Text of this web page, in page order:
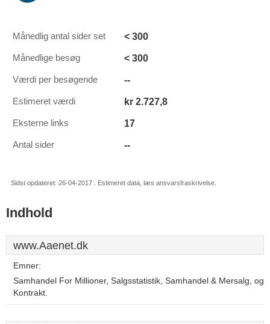
Månedlig antal sider set < 300
Månedlige besøg < 300
Værdi per besøgende --
Estimeret værdi kr 2.727,8
Eksterne links 17
Antal sider --
Sidst opdateret: 26-04-2017 . Estimeret data, læs ansvarsfraskrivelse.
Indhold
www.Aaenet.dk
Emner:
Samhandel For Millioner, Salgsstatistik, Samhandel & Mersalg, og
Kontrakt.